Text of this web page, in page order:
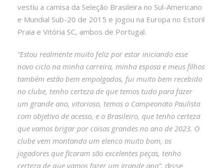
vestiu a camisa da Seleção Brasileira no Sul-Americano
e Mundial Sub-20 de 2015 e jogou na Europa no Estoril
Praia e Vitória SC, ambos de Portugal.
“Estou realmente muito feliz por estar iniciando esse
novo ciclo na minha carreira, minha esposa e meus filhos
também estão bem empolgados, fui muito bem recebido
no clube, tenho certeza de que temos tudo para fazer
um grande ano, vitorioso, temos o Campeonato Paulista
com objetivo de acesso, e o Brasileiro, que tenho certeza
que vamos brigar por coisas grandes no ano de 2023. O
clube vem montando um elenco muito bom, os
jogadores que ficaram são excelentes peças, tenho
certeza de que vamos fazer um grande ano”, disse